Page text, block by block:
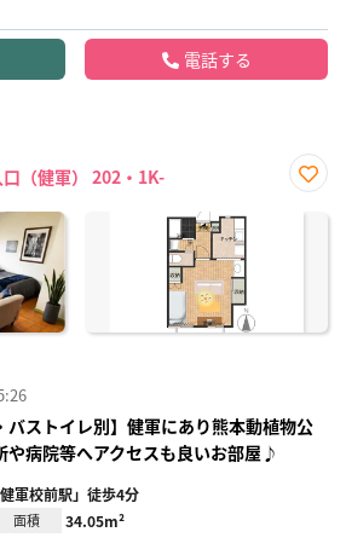
電話する
（健軍） 202・1K-
に入
バストイレ別】健軍にあり熊本動植物公
や病院等へアクセスも良いお部屋♪
軍校前駅」徒歩4分
面積 34.05m²